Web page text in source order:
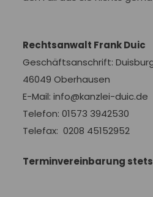
Rechtsanwalt Frank Duic
Geschäftsanschrift:
46049 Oberhausen
E-Mail: info@kanzlei-duic.de
Telefon: 01573 3942530
Telefax: 0208 45152952
Terminvereinbarung